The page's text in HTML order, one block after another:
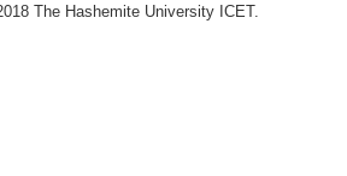
The Hashemite University ICET.